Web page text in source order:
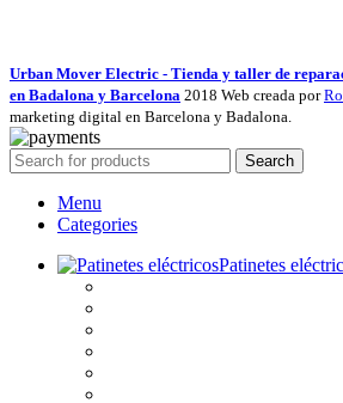
Urban Mover Electric - Tienda y taller de
en Badalona y Barcelona 2018 Web creada por
marketing digital en Barcelona y Badalona.
Search
Menu
Categories
Patinetes